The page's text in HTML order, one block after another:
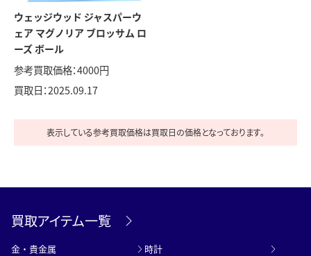
ウェッジウッド ジャスパーウ
ェア マグノリア ブロッサム ロ
ーズ ボール
参考買取価格：4000円
買取日：2025.09.17
表示している参考買取価格は買取日の価格となっております。
買取アイテム一覧
金・貴金属
時計